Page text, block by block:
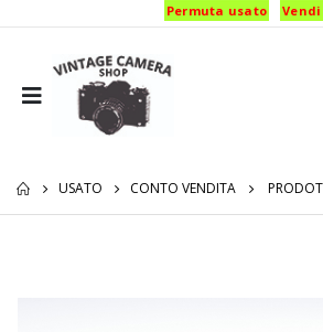
Permuta usato
USATO CONTO VENDITA